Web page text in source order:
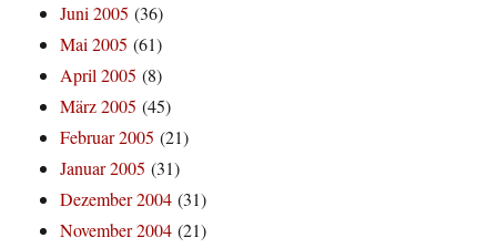
Juni 2005 (36)
Mai 2005 (61)
April 2005 (8)
März 2005 (45)
Februar 2005 (21)
Januar 2005 (31)
Dezember 2004 (31)
November 2004 (21)